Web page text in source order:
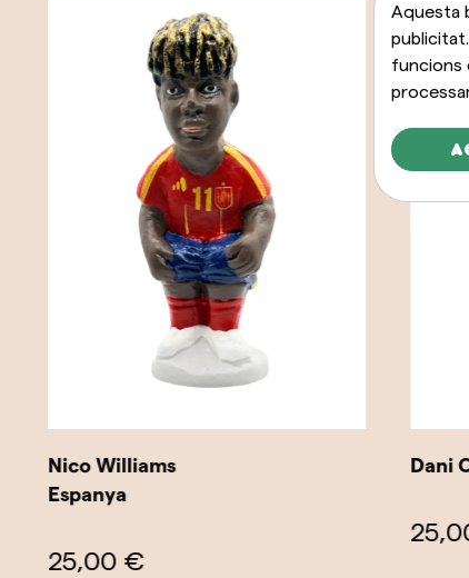
Nico Williams
Espanya
25,00 €
Dani
Aquesta
funcions